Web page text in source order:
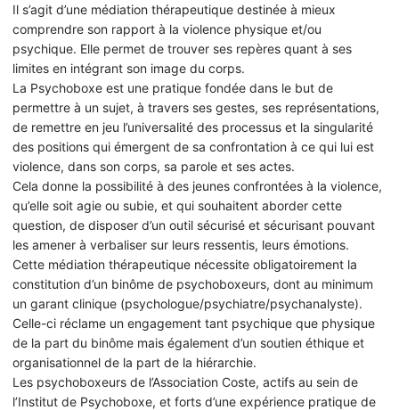
Il s’agit d’une médiation thérapeutique destinée à mieux
comprendre son rapport à la violence physique et/ou
psychique. Elle permet de trouver ses repères quant à ses
limites en intégrant son image du corps.
La Psychoboxe est une pratique fondée dans le but de
permettre à un sujet, à travers ses gestes, ses représentations,
de remettre en jeu l’universalité des processus et la singularité
des positions qui émergent de sa confrontation à ce qui lui est
violence, dans son corps, sa parole et ses actes.
Cela donne la possibilité à des jeunes confrontées à la violence,
qu’elle soit agie ou subie, et qui souhaitent aborder cette
question, de disposer d’un outil sécurisé et sécurisant pouvant
les amener à verbaliser sur leurs ressentis, leurs émotions.
Cette médiation thérapeutique nécessite obligatoirement la
constitution d’un binôme de psychoboxeurs, dont au minimum
un garant clinique (psychologue/psychiatre/psychanalyste).
Celle-ci réclame un engagement tant psychique que physique
de la part du binôme mais également d’un soutien éthique et
organisationnel de la part de la hiérarchie.
Les psychoboxeurs de l’Association Coste, actifs au sein de
l’Institut de Psychoboxe, et forts d’une expérience pratique de